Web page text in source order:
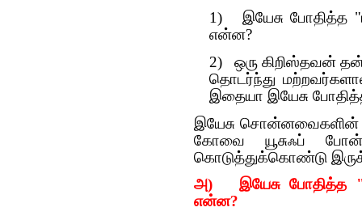
1) இயேசு போதித்த
என்ன?
2) ஒரு கிறிஸ்தவன்
தொடர்ந்து
இதையா இயேசு
இயேசு சொன்னவைகளின்
கோவை யூசுஃப்
கொடுத்துக்கொண்டு
அ) இயேசு போதித்த
என்ன?